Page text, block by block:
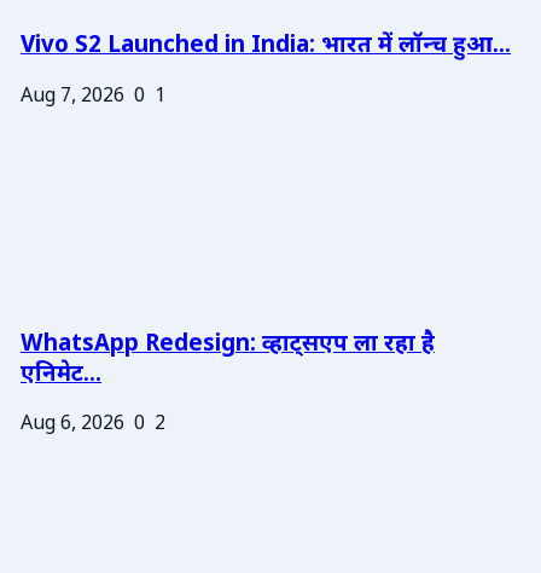
Vivo S2 Launched in India: भारत में लॉन्च हुआ...
Aug 7, 2026 0 1
WhatsApp Redesign: व्हाट्सएप ला रहा है
एनिमेट...
Aug 6, 2026 0 2